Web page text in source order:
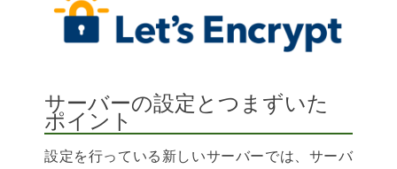
サーバーの設定とつまずいた
ポイント
設定を行っている新しいサーバーでは、サーバ